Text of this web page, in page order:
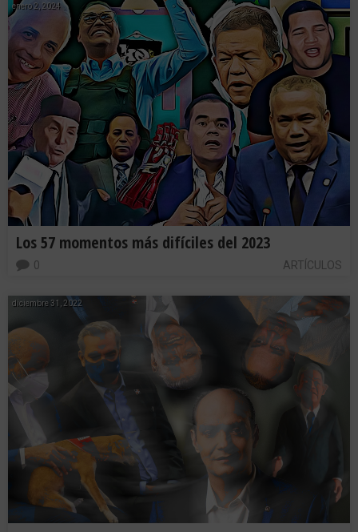
enero 2, 2024
Los 57 momentos más difíciles del 2023
ARTÍCULOS
0
diciembre 31, 2022